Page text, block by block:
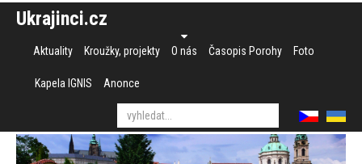
Ukrajinci.cz
Aktuality Kroužky, projekty O nás Časopis Porohy Foto
Kapela IGNIS Anonce